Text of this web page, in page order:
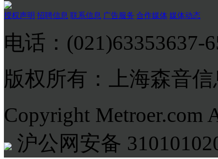
授权声明 招聘信息 联系信息 广告服务 合作媒体 媒体动态
电话：(021)63353637-
版权所有：上海森音
Copyright Metroer.com
沪公网安备